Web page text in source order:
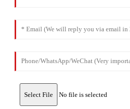
Select File No file is selected